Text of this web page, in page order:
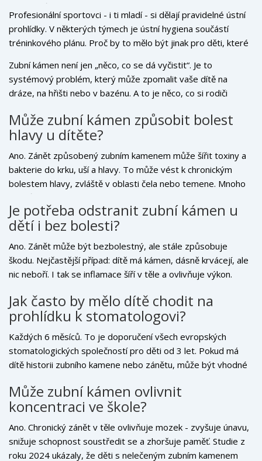
programů najednou - všechny spotřebovávají energii. A vy
potřebujete všechny zdroje pro sprint, skok nebo rychlou
reakci.
Profesionální sportovci - i ti mladí - si dělají pravidelné ústní
prohlídky. V některých týmech je ústní hygiena součástí
tréninkového plánu. Proč by to mělo být jinak pro děti, které
Zubní kámen není jen „něco, co se dá vyčistit“. Je to
systémový problém, který může zpomalit vaše dítě na
dráze, na hřišti nebo v bazénu. A to je něco, co si rodiči
každodenním životě.
Může zubní kámen způsobit bolest
hlavy u dítěte?
Ano. Zánět způsobený zubním kamenem může šířit toxiny a
bakterie do krku, uší a hlavy. To může vést k chronickým
bolestem hlavy, zvláště v oblasti čela nebo temene. Mnoho
rodičů si myslí, že to je napětí nebo přechodná bolest, ale
když se kámen odstraní, bolest často zmizí.
Je potřeba odstranit zubní kámen u
dětí i bez bolesti?
Ano. Zánět může být bezbolestný, ale stále způsobuje
škodu. Nejčastější případ: dítě má kámen, dásně krvácejí, ale
nic neboří. I tak se inflamace šíří v těle a ovlivňuje výkon.
Jak často by mělo dítě chodit na
prohlídku k stomatologovi?
Každých 6 měsíců. To je doporučení všech evropských
stomatologických společností pro děti od 3 let. Pokud má
dítě historii zubního kamene nebo zánětu, může být vhodné
nezlepší.
Může zubní kámen ovlivnit
koncentraci ve škole?
Ano. Chronický zánět v těle ovlivňuje mozek - zvyšuje únavu,
snižuje schopnost soustředit se a zhoršuje paměť. Studie z
roku 2024 ukázaly, že děti s nelečeným zubním kamenem